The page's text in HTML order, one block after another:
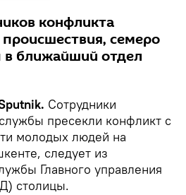
конфликта
семеро
ближайший отдел
Сотрудники
пресекли конфликт с
молодых людей на
следует из
Главного управления
столицы.